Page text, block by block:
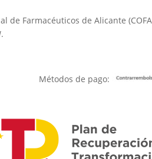
de Farmacéuticos de Alicante
Métodos de pago: